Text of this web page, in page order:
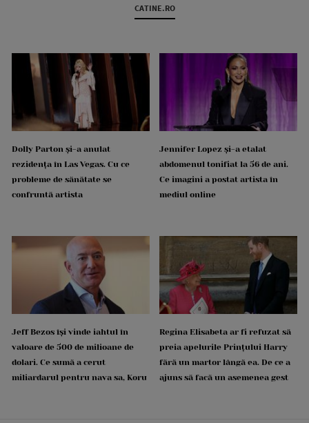
CATINE.RO
Dolly Parton și-a anulat
rezidența în Las Vegas. Cu ce
probleme de sănătate se
confruntă artista
Jennifer Lopez și-a etalat
abdomenul tonifiat la 56 de ani.
Ce imagini a postat artista în
mediul online
Jeff Bezos își vinde iahtul în
valoare de 500 de milioane de
dolari. Ce sumă a cerut
miliardarul pentru nava sa, Koru
Regina Elisabeta ar fi refuzat să
preia apelurile Prințului Harry
fără un martor lângă ea. De ce a
ajuns să facă un asemenea gest